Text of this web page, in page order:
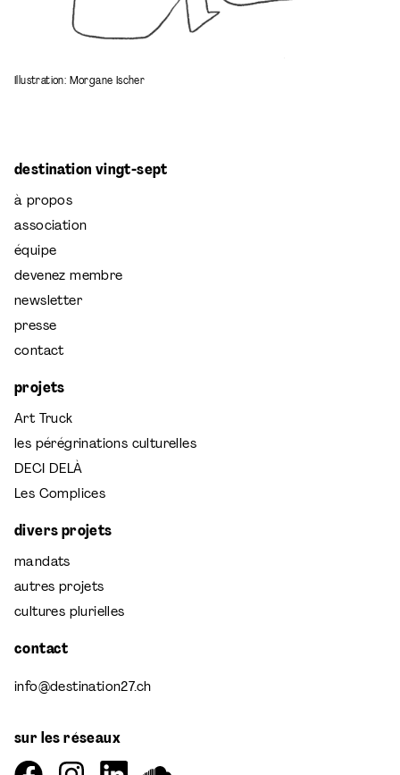
Illustration: Morgane Ischer
destination vingt-sept
à propos
association
équipe
devenez membre
newsletter
presse
contact
projets
Art Truck
les pérégrinations culturelles
DECI DELÀ
Les Complices
divers projets
mandats
autres projets
cultures plurielles
contact
info@destination27.ch
sur les réseaux